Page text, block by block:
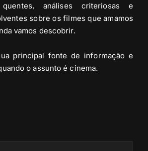
análises criteriosas e
sobre os filmes que amamos
vamos descobrir.
principal fonte de informação e
o assunto é cinema.